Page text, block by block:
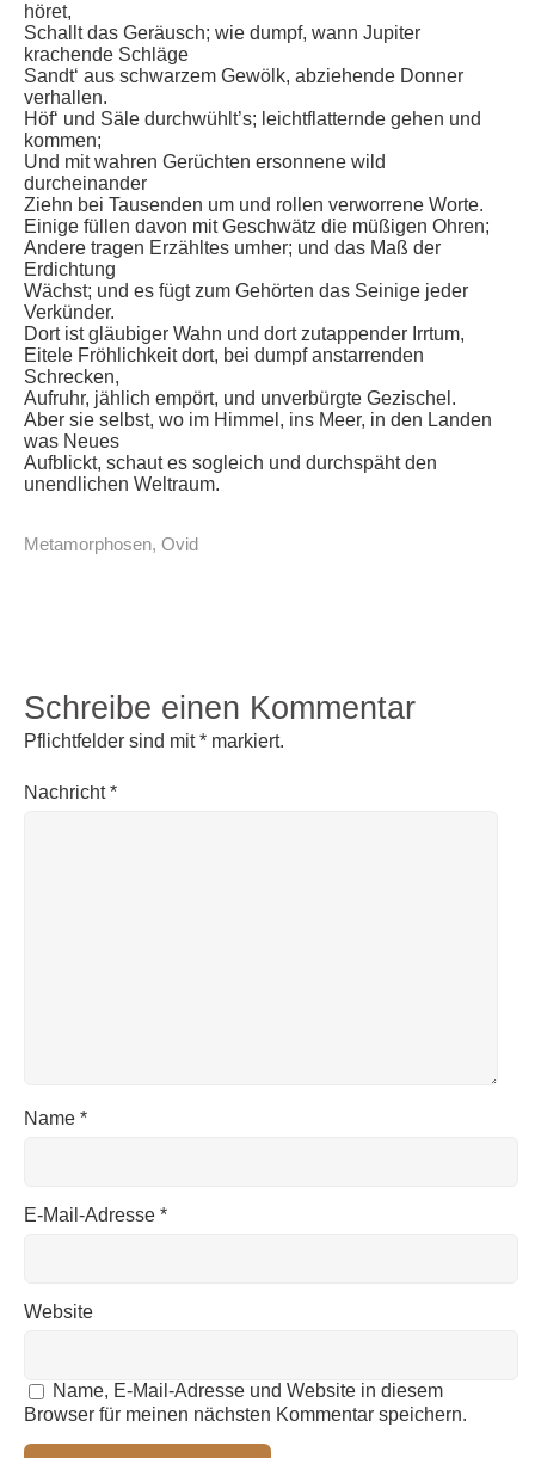
höret,
Schallt das Geräusch; wie dumpf, wann Jupiter
krachende Schläge
Sandt‘ aus schwarzem Gewölk, abziehende Donner
verhallen.
Höf‘ und Säle durchwühlt’s; leichtflatternde gehen und
kommen;
Und mit wahren Gerüchten ersonnene wild
durcheinander
Ziehn bei Tausenden um und rollen verworrene Worte.
Einige füllen davon mit Geschwätz die müßigen Ohren;
Andere tragen Erzähltes umher; und das Maß der
Erdichtung
Wächst; und es fügt zum Gehörten das Seinige jeder
Verkünder.
Dort ist gläubiger Wahn und dort zutappender Irrtum,
Eitele Fröhlichkeit dort, bei dumpf anstarrenden
Schrecken,
Aufruhr, jählich empört, und unverbürgte Gezischel.
Aber sie selbst, wo im Himmel, ins Meer, in den Landen
was Neues
Aufblickt, schaut es sogleich und durchspäht den
unendlichen Weltraum.
Metamorphosen, Ovid
Schreibe einen Kommentar
Pflichtfelder sind mit* markiert.
Nachricht*
Name *
E-Mail-Adresse *
Website
Name, E-Mail-Adresse und Website in diesem
Browser für meinen nächsten Kommentar speichern.